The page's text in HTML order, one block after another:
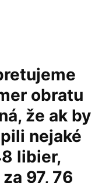
obratu
že ak by
nejaké
libier,
97, 76